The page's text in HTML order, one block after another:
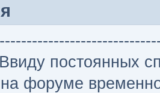
постоянных
на форуме